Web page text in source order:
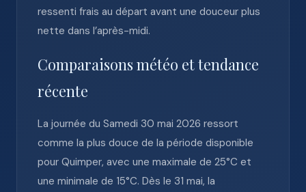
ressenti frais au départ avant une douceur plus
nette dans l’après-midi.
Comparaisons météo et tendance
récente
La journée du Samedi 30 mai 2026 ressort
comme la plus douce de la période disponible
pour Quimper, avec une maximale de 25°C et
une minimale de 15°C. Dès le 31 mai, la